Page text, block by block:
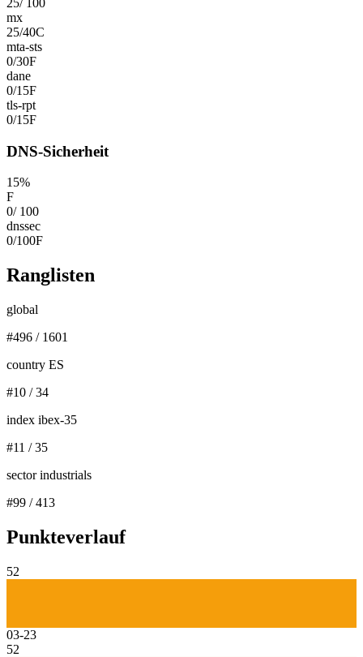
mx
25/40C
mta-sts
0/30F
dane
0/15F
tls-rpt
0/15F
DNS-Sicherheit
15%
F
0/ 100
dnssec
0/100F
Ranglisten
global
#496 / 1601
country ES
#10 /34
index ibex-35
#11 /35
sector industrials
#99 /413
Punkteverlauf
52
03-23
52